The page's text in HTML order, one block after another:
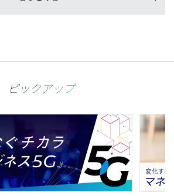
ピックアップ